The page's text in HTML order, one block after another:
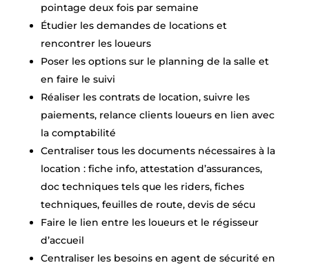
pointage deux fois par semaine
Étudier les demandes de locations et
rencontrer les loueurs
Poser les options sur le planning de la salle et
en faire le suivi
Réaliser les contrats de location, suivre les
paiements, relance clients loueurs en lien avec
la comptabilité
Centraliser tous les documents nécessaires à la
location : fiche info, attestation d’assurances,
doc techniques tels que les riders, fiches
techniques, feuilles de route, devis de sécu
Faire le lien entre les loueurs et le régisseur
d’accueil
Centraliser les besoins en agent de sécurité en